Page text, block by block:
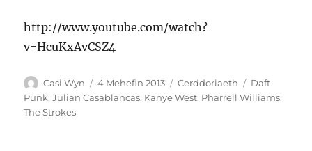
http://www.youtube.com/watch?
v=HcuKxAvCSZ4
Awdur
Casi Wyn
Cofnodwyd
ar
4 Mehefin 2013 Categorïau
Cerddoriaeth Tagiau
Daft
Punk,Julian Casablancas, Kanye West, Pharrell Williams,
The Strokes